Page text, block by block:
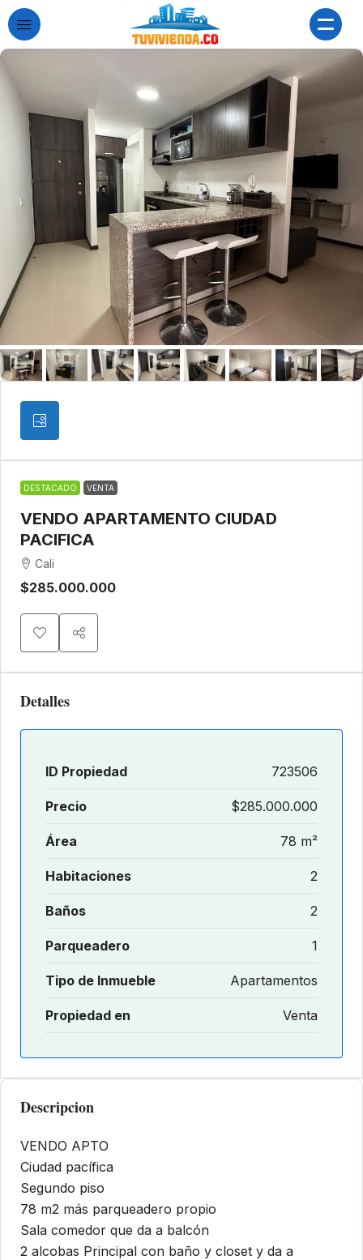
DESTACADO VENTA
VENDO APARTAMENTO CIUDAD
PACIFICA
Cali
$285.000.000
Detalles
ID Propiedad 723506
Precio $285.000.000
Área 78 m²
Habitaciones 2
Baños 2
Parqueadero 1
Tipo de Inmueble Apartamentos
Propiedad en Venta
Descripcion
VENDO APTO
Ciudad pacífica
Segundo piso
78 m2 más parqueadero propio
Sala comedor que da a balcón
2 alcobas Principal con baño y closet y da a